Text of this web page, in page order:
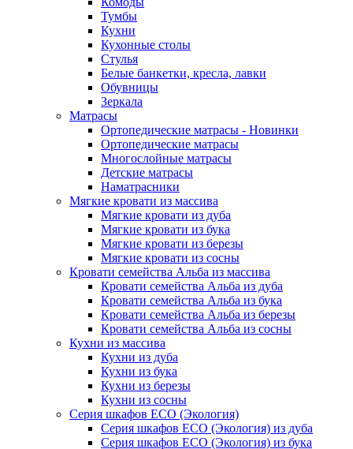
Тумбы
Кухни
Кухонные столы
Стулья
Белые банкетки, кресла, лавки
Обувницы
Зеркала
Матрасы
Ортопедические матрасы - Новинки
Ортопедические матрасы
Многослойные матрасы
Детские матрасы
Наматрасники
Мягкие кровати из массива
Мягкие кровати из дуба
Мягкие кровати из бука
Мягкие кровати из березы
Мягкие кровати из сосны
Кровати семейства Альба из массива
Кровати семейства Альба из дуба
Кровати семейства Альба из бука
Кровати семейства Альба из березы
Кровати семейства Альба из сосны
Кухни из массива
Кухни из дуба
Кухни из бука
Кухни из березы
Кухни из сосны
Серия шкафов ECO (Экология)
Серия шкафов ECO (Экология) из дуба
Серия шкафов ECO (Экология) из бука